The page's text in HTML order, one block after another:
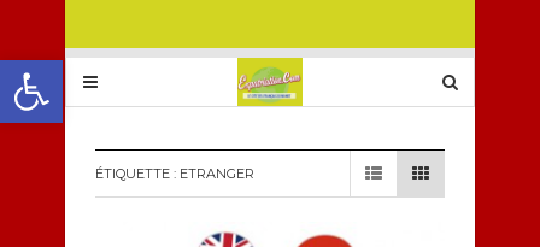
Ouvrir la barre d’outils
ÉTIQUETTE : ETRANGER